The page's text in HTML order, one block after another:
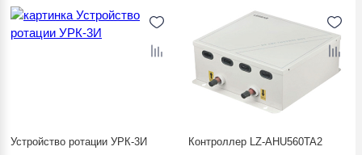
Устройство ротации УРК-3И Контроллер LZ-AHU560TA2